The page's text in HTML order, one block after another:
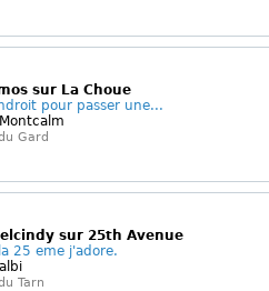
sur La Choue
pour passer une...
Gard
sur 25th Avenue
25 eme j'adore.
Tarn